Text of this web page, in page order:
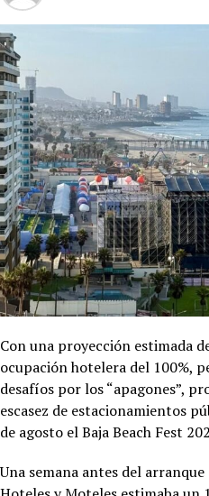
Con una proyección estimada
ocupación hotelera del 100%,
desafíos por los “apagones”,
escasez de estacionamientos
de agosto el Baja Beach Fest
Una semana antes del